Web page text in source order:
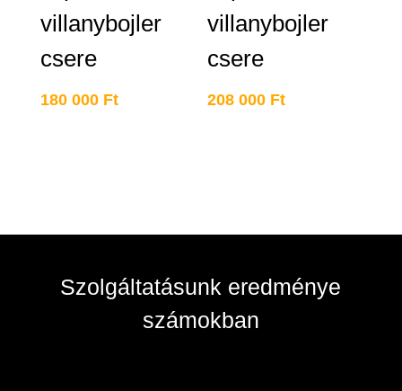
villanybojler
csere
180 000 Ft
villanybojler
csere
208 000 Ft
Szolgáltatásunk eredménye
számokban